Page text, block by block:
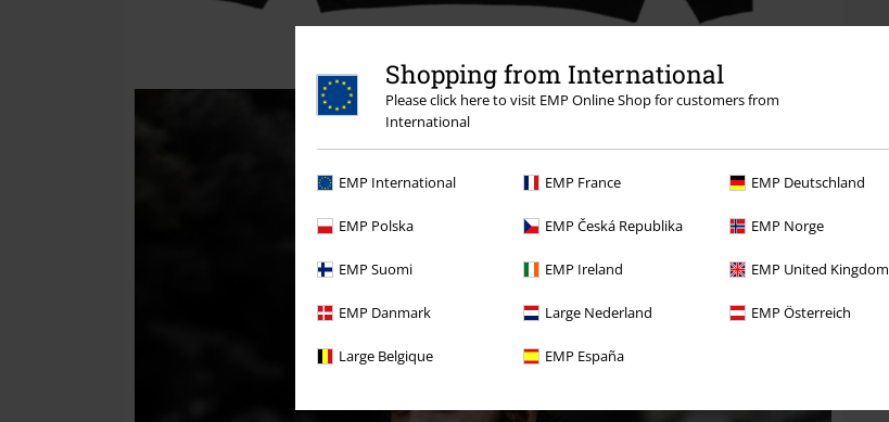
Shopping from International
Please click here to visit EMP Online Shop for customers from
International
EMP International EMP France EMP Deutschland
EMP Polska EMP Česká Republika EMP Norge
EMP Suomi EMP Ireland EMP United Kingdom
EMP Danmark Large Nederland EMP Österreich
Large Belgique EMP España